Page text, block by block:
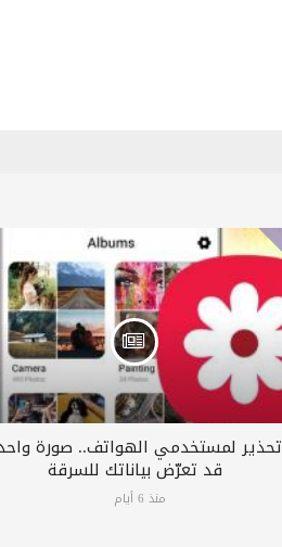
تحذير لمستخدمي الهواتف.. صورة
قد تعرّض بياناتك للسرقة
منذ 6 أيام